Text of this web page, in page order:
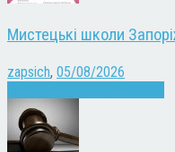
Мистецькі школи
zapsich, 05/08/2026